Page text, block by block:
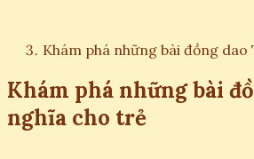
Khám phá những bài đồng
Khám phá những bài
nghĩa cho trẻ